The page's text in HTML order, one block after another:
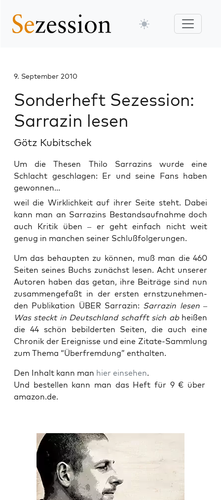
9. September 2010
Sonderheft Sezession:
Sarrazin lesen
Götz Kubitschek
Um die Thesen Thilo Sarrazins wurde eine
Schlacht geschlagen: Er und seine Fans haben
gewonnen...
weil die Wirk­lich­keit auf ihrer Sei­te steht. Dabei
kann man an Sar­ra­zins Bestands­auf­nah­me doch
auch Kri­tik üben – er geht ein­fach nicht weit
genug in man­chen sei­ner Schlußfolgerungen.
Um das behaup­ten zu kön­nen, muß man die 460
Sei­ten sei­nes Buchs zunächst lesen. Acht unse­rer
Autoren haben das getan, ihre Bei­trä­ge sind nun
zusam­men­ge­faßt in der ers­ten ernst­zu­neh­men­
den Publi­ka­ti­on ÜBER Sar­ra­zin: Sar­ra­zin lesen –
Was steckt in Deutsch­land schafft sich abhei­ßen
die 44 schön bebil­der­ten Sei­ten, die auch eine
Chro­nik der Ereig­nis­se und eine Zita­te-Samm­lung
zum The­ma “Über­frem­dung” enthalten.
Den Inhalt kann man hier ein­se­hen.
Und bestel­len kann man das Heft für 9 € über
amazon.de.